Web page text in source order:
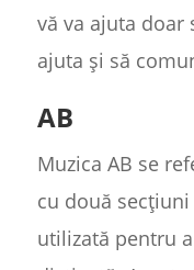
vă va ajuta doar
ajuta și să
AB
Muzica AB se
cu două
utilizată pentru